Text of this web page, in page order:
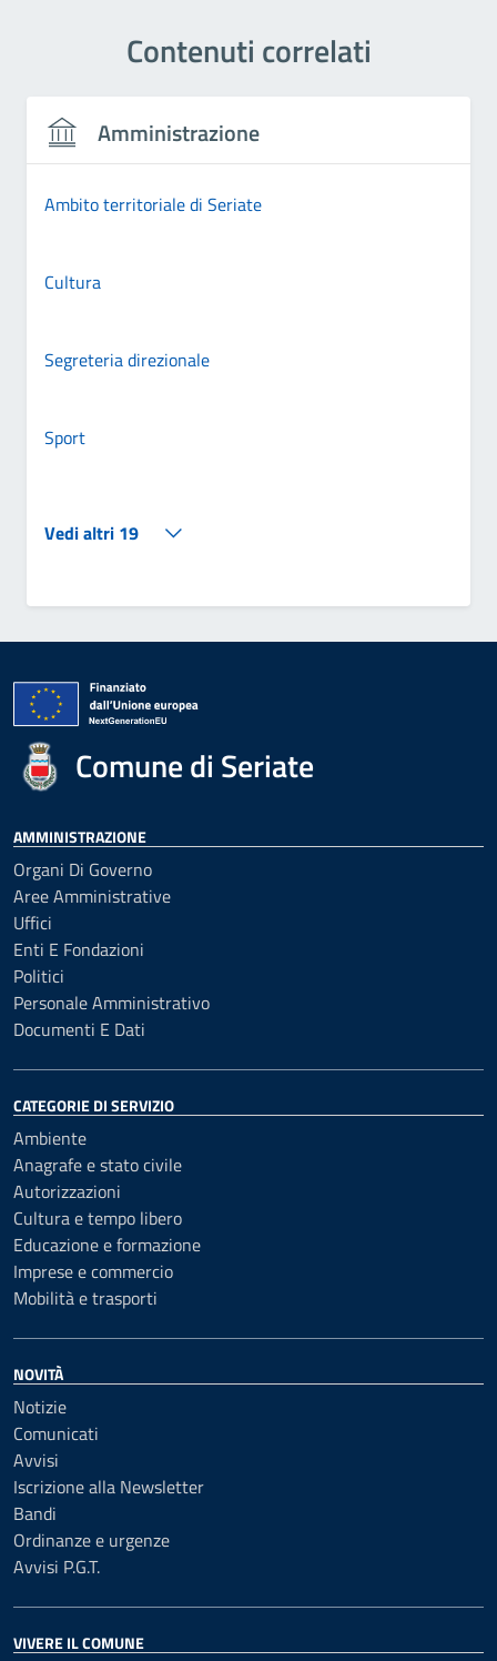
Contenuti correlati
Amministrazione
Ambito territoriale di Seriate
Cultura
Segreteria direzionale
Sport
Vedi altri 19
Comune di Seriate
AMMINISTRAZIONE
Organi Di Governo
Aree Amministrative
Uffici
Enti E Fondazioni
Politici
Personale Amministrativo
Documenti E Dati
CATEGORIE DI SERVIZIO
Ambiente
Anagrafe e stato civile
Autorizzazioni
Cultura e tempo libero
Educazione e formazione
Imprese e commercio
Mobilità e trasporti
NOVITÀ
Notizie
Comunicati
Avvisi
Iscrizione alla Newsletter
Bandi
Ordinanze e urgenze
Avvisi P.G.T.
VIVERE IL COMUNE